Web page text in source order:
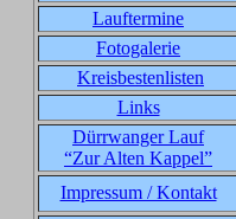
Lauftermine
Fotogalerie
Kreisbestenlisten
Links
Dürrwanger Lauf
“Zur Alten Kappel”
Impressum / Kontakt